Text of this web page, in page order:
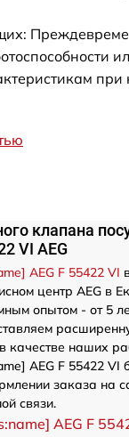
при
клапана
VI AEG
AEG F 55422 VI
центр AEG в
опытом - от 5
качестве наших
AEG F 55422 VI
заказа на
связи.
AEG F